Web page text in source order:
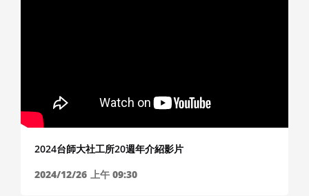
2024台師大社工所20週年介紹影片
2024/12/26 上午 09:30